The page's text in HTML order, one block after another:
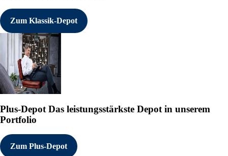
Zum Klassik-Depot
Plus-Depot Das leistungsstärkste Depot in unserem
Portfolio
Zum Plus-Depot